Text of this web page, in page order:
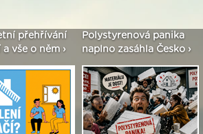
přehřívání
vše o něm ›
Polystyrenová panika
naplno zasáhla Česko ›